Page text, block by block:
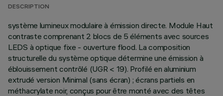
DESCRIPTION
système lumineux modulaire à émission directe. Module Haut
contraste comprenant 2 blocs de 5 éléments avec sources
LEDS à optique fixe - ouverture flood. La composition
structurelle du système optique détermine une émission à
éblouissement contrôlé (UGR < 19). Profilé en aluminium
extrudé version Minimal (sans écran) ; écrans partiels en
méthacrylate noir, conçus pour être monté avec des têtes